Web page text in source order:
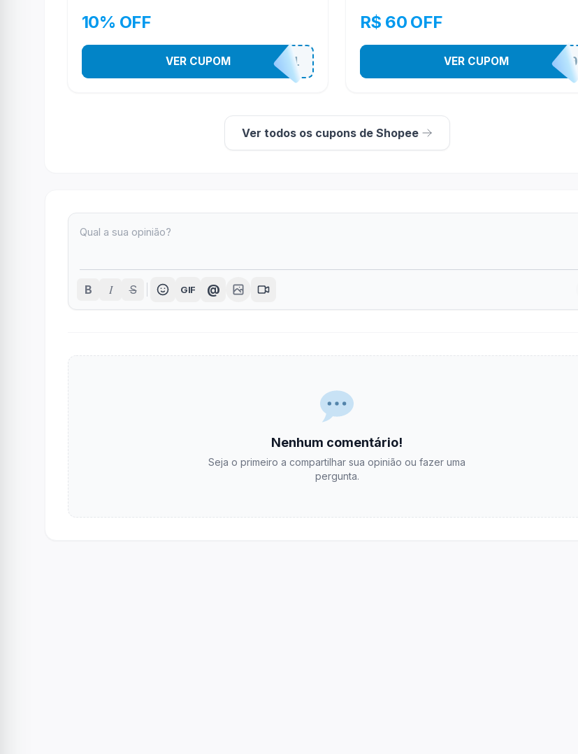
10% OFF
STES2541
VER CUPOM
R$ 60 OFF
SOBM60400
VER CUPOM
Ver todos os cupons de Shopee
B I S GIF @
Nenhum comentário!
Seja o primeiro a compartilhar sua opinião ou fazer uma
pergunta.